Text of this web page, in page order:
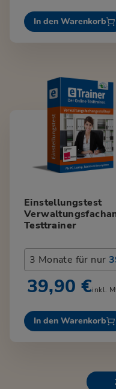
In den Warenkorb
Einstellungstest
Testtrainer
3 Monate für nur
39,90 €inkl.
In den Warenkorb